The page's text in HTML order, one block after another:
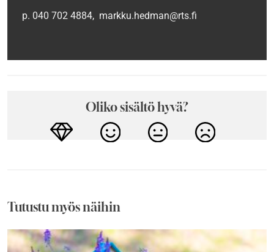
p. 040 702 4884, markku.hedman@rts.fi
Oliko sisältö hyvä?
Tutustu myös näihin